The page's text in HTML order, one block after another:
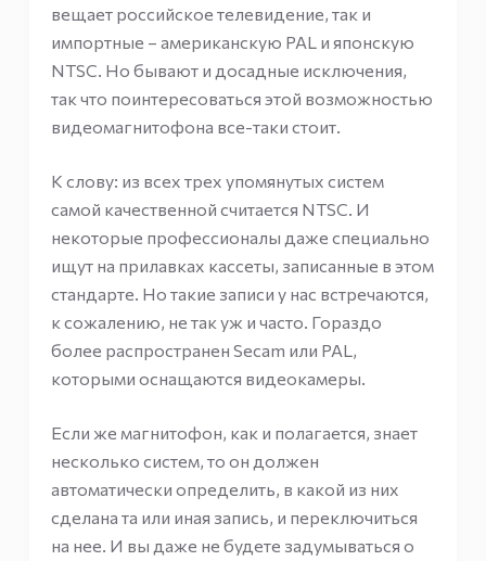
вещает российское телевидение, так и
импортные – американскую PAL и японскую
NTSC. Но бывают и досадные исключения,
так что поинтересоваться этой возможностью
видеомагнитофона все-таки стоит.
К слову: из всех трех упомянутых систем
самой качественной считается NTSC. И
некоторые профессионалы даже специально
ищут на прилавках кассеты, записанные в этом
стандарте. Но такие записи у нас встречаются,
к сожалению, не так уж и часто. Гораздо
более распространен Secam или PAL,
которыми оснащаются видеокамеры.
Если же магнитофон, как и полагается, знает
несколько систем, то он должен
автоматически определить, в какой из них
сделана та или иная запись, и переключиться
на нее. И вы даже не будете задумываться о